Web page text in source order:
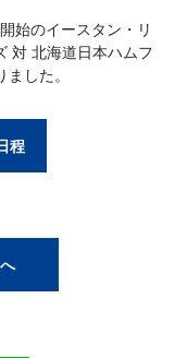
始のイースタン・リ
対 北海道日本ハムフ
した。
程